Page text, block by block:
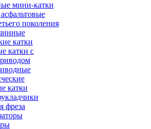
мини-катки
поколения
катки
катки с
катки
фреза